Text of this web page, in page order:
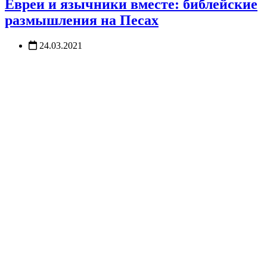
Евреи и язычники вместе: библейские
размышления на Песах
24.03.2021